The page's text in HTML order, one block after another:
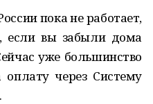
пока не работает,
если вы забыли дома
уже большинство
оплату через Систему